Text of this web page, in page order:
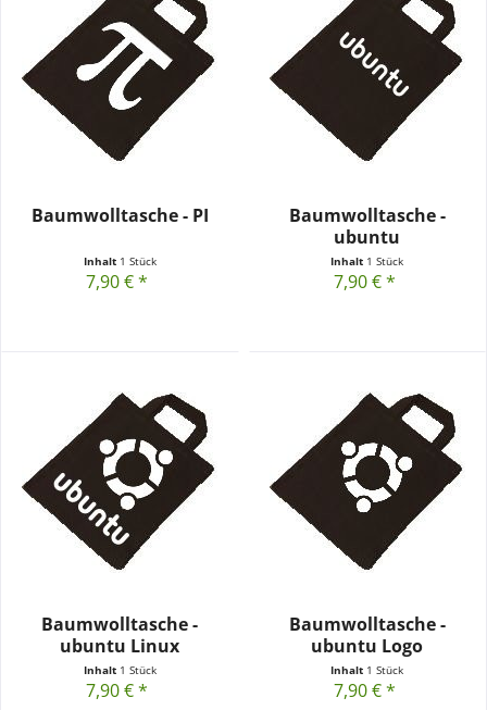
Baumwolltasche - PI
Inhalt 1 Stück
7,90 € *
Baumwolltasche -
ubuntu
Inhalt 1 Stück
7,90 € *
Baumwolltasche -
ubuntu Linux
Inhalt 1 Stück
7,90 € *
Baumwolltasche -
ubuntu Logo
Inhalt 1 Stück
7,90 € *